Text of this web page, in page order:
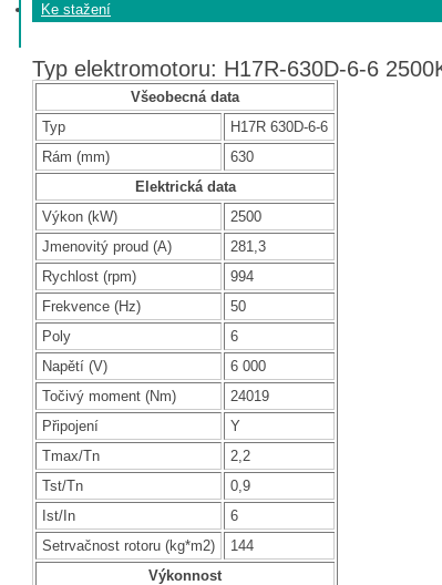
Ke stažení
Typ elektromotoru: H17R-630D-6-6
Všeobecná data
Typ
H17R 630D-6-6
Rám (mm)
630
Elektrická data
Výkon (kW)
2500
Jmenovitý proud (A)
281,3
Rychlost (rpm)
994
Frekvence (Hz)
50
Poly
6
Napětí (V)
6 000
Točivý moment (Nm)
24019
Připojení
Y
Tmax/Tn
2,2
Tst/Tn
0,9
Ist/In
6
Setrvačnost rotoru (kg*m2)
144
Výkonnost